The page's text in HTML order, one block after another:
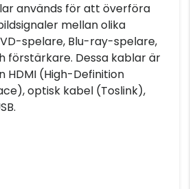
används för att överföra
mellan olika
spelare, Blu-ray-spelare,
förstärkare. Dessa kablar är
HDMI (High-Definition
optisk kabel (Toslink),